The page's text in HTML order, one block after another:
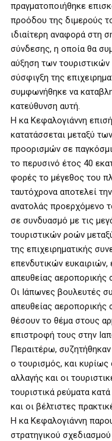
πραγματοποιήθηκε
προόδου της διμερούς
ιδιαίτερη αναφορά στη
σύνδεσης, η οποία θα
αύξηση των
σύσφιγξη της
συμφωνήθηκε να
κατεύθυνση αυτή.
Η κα Κεφαλογιάννη
κατατάσσεται μεταξύ
προορισμών σε
το περυσινό έτος 40
φορές το μέγεθος του
ταυτόχρονα αποτελεί
ανατολάς προερχόμενο
σε συνδυασμό με τις
τουριστικών ροών
της επιχειρηματικής
επενδυτικών ευκαιριών,
απευθείας αεροπορικής
Οι Ιάπωνες βουλευτές
απευθείας αεροπορικής
θέσουν το θέμα στους
επιστροφή τους στην
Περαιτέρω,
ο τουρισμός, και κυρίως
αλλαγής και οι
τουριστικά ρεύματα
και οι βέλτιστες
Η κα Κεφαλογιάννη
στρατηγικού